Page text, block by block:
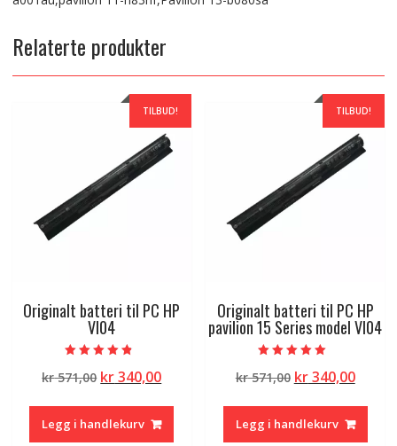
Relaterte produkter
TILBUD!
Originalt batteri til PC HP
VI04
4.50
av 5
kr571,00 Opprinnelig
var:
kr 571,00.
kr340,00Nåværende
kr 340,00.
Legg i handlekurv
TILBUD!
Originalt batteri til PC HP
pavilion 15 Series model VI04
5.00
av 5
kr571,00 Opprinnelig
var:
kr 571,00.
kr340,00
kr
Legg i handlekurv